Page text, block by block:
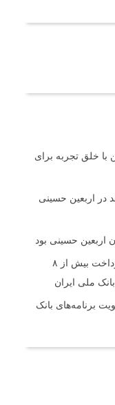
با خلق تجربه برای
در اربعین حسینی
اربعین حسینی بود
در چهار ماه نخست ۱۴۰۵ رقم خورد؛ پرداخت بیش از ۸
ملی ایران
برنامه‌های بانک